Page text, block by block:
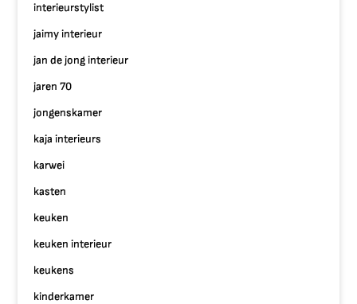
interieurstylist
jaimy interieur
jan de jong interieur
jaren 70
jongenskamer
kaja interieurs
karwei
kasten
keuken
keuken interieur
keukens
kinderkamer